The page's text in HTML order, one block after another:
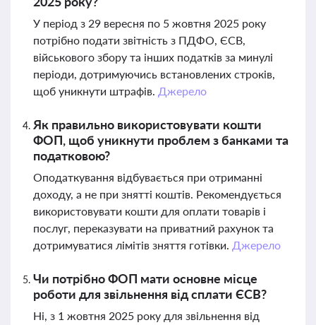
У період з 29 вересня по 5 жовтня 2025 року
потрібно подати звітність з ПДФО, ЄСВ,
військового збору та інших податків за минулі
періоди, дотримуючись встановлених строків,
щоб уникнути штрафів. Джерело
Як правильно використовувати кошти
ФОП, щоб уникнути проблем з банками та
податковою?
Оподаткування відбувається при отриманні
доходу, а не при знятті коштів. Рекомендується
використовувати кошти для оплати товарів і
послуг, переказувати на приватний рахунок та
дотримуватися лімітів зняття готівки. Джерело
Чи потрібно ФОП мати основне місце
роботи для звільнення від сплати ЄСВ?
Ні, з 1 жовтня 2025 року для звільнення від